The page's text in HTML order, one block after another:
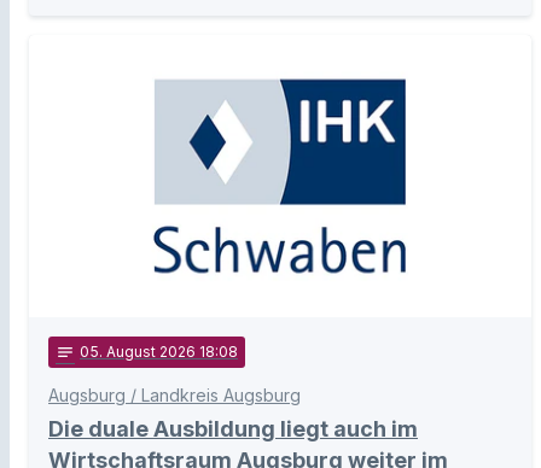
notes 05. August 2026 18:08
Augsburg / Landkreis Augsburg
Die duale Ausbildung liegt auch im
Wirtschaftsraum Augsburg weiter im